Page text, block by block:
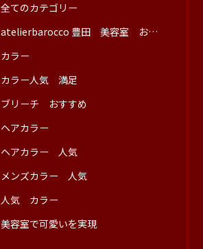
全てのカテゴリー
atelierbarocco 豊田 美容室 おすすめ
カラー
カラー人気 満足
ブリーチ おすすめ
ヘアカラー
ヘアカラー 人気
メンズカラー 人気
人気 カラー
美容室で可愛いを実現